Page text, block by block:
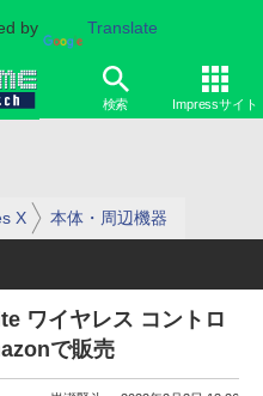
by Translate
検索 Impressサイト
X 本体・周辺機器
ワイヤレス コントロ
で販売